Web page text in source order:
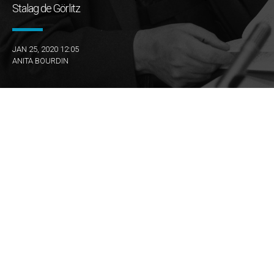
Stalag de Görlitz
JAN 25, 2020 12:05
ANITA BOURDIN